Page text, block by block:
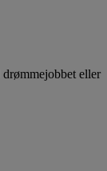
eller